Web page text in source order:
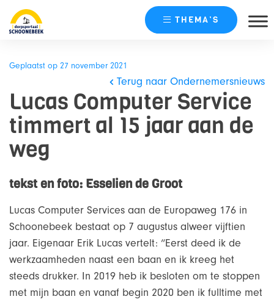
naar
THEMA’S
Geplaatst op 27 november 2021
Terug naar Ondernemersnieuws
Lucas Computer Service
timmert al 15 jaar aan de
weg
tekst en foto: Esselien de Groot
Lucas Computer Services aan de Europaweg 176 in
Schoonebeek bestaat op 7 augustus alweer vijftien
jaar. Eigenaar Erik Lucas vertelt: “Eerst deed ik de
werkzaamheden naast een baan en ik kreeg het
steeds drukker. In 2019 heb ik besloten om te stoppen
met mijn baan en vanaf begin 2020 ben ik fulltime met